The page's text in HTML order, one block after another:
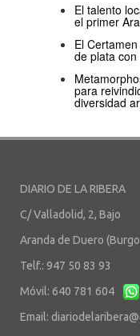
El talento
el primer
El
de plata
para
diversidad
DIARIO DE LA RIBERA
C/ Valladolid, 2, Bajo
Aranda de Duero
Telf.: 947 50 83 93
Móvil: 640 781 604
Email: